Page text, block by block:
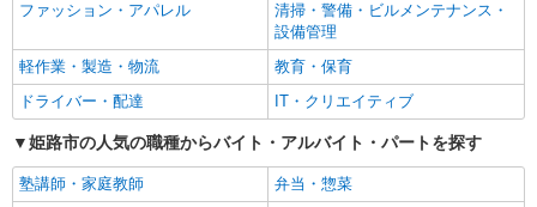
フリーター歓迎
学歴不問
ブランクOK
ミドル（40代～）活躍中
エルダー（50代～）活躍中
シニア（60代～）活躍中
高収入・高額
ボーナス・賞与あり
昇給あり
完全週休2日制
フルタイム歓迎
禁煙・分煙
ファッション・アパレル
清掃・警備・ビルメンテナンス・
設備管理
軽作業・製造・物流
教育・保育
ドライバー・配達
IT・クリエイティブ
姫路市の人気の職種からバイト・アルバイト・パートを探す
塾講師・家庭教師
弁当・惣菜